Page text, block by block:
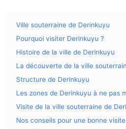
Ville souterraine de Derinkuyu
Pourquoi visiter Derinkuyu ?
Histoire de la ville de Derinkuyu
La découverte de la ville
Structure de Derinkuyu
Les zones de Derinkuyu à ne pas
Visite de la ville souterraine de
Nos conseils pour une bonne visite